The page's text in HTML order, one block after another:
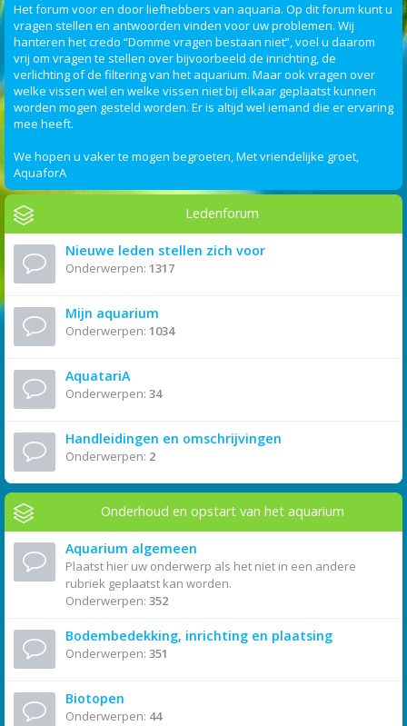
Het forum voor en door liefhebbers van aquaria. Op dit forum kunt u
vragen stellen en antwoorden vinden voor uw problemen. Wij
hanteren het credo “Domme vragen bestaan niet”, voel u daarom
vrij om vragen te stellen over bijvoorbeeld de inrichting, de
verlichting of de filtering van het aquarium. Maar ook vragen over
welke vissen wel en welke vissen niet bij elkaar geplaatst kunnen
worden mogen gesteld worden. Er is altijd wel iemand die er ervaring
mee heeft.
We hopen u vaker te mogen begroeten, Met vriendelijke groet,
AquaforA
Ledenforum
Nieuwe leden stellen zich voor
Onderwerpen: 1317
Mijn aquarium
Onderwerpen: 1034
AquatariA
Onderwerpen: 34
Handleidingen en omschrijvingen
Onderwerpen: 2
Onderhoud en opstart van het aquarium
Aquarium algemeen
Plaatst hier uw onderwerp als het niet in een andere
rubriek geplaatst kan worden.
Onderwerpen: 352
Bodembedekking, inrichting en plaatsing
Onderwerpen: 351
Biotopen
Onderwerpen: 44